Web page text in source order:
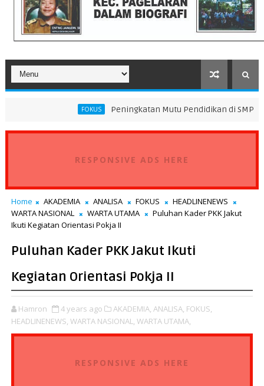
Peningkatan Mutu Pendidikan di SMP Darus Syifa
RESPONSIVE ADS HERE
Home AKADEMIA ANALISA FOKUS
HEADLINENEWS
WARTA NASIONAL
WARTA UTAMA
Puluhan Kader PKK Jakut
Ikuti Kegiatan Orientasi Pokja II
Puluhan Kader PKK Jakut Ikuti
Kegiatan Orientasi Pokja II
Hamron 4 years ago AKADEMIA, ANALISA, FOKUS,
HEADLINENEWS, WARTA NASIONAL, WARTA UTAMA,
RESPONSIVE ADS HERE